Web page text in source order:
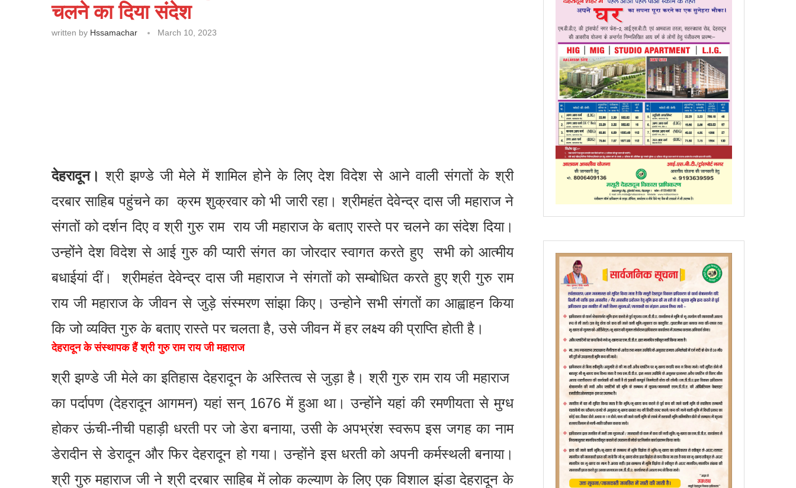
चलने का दिया संदेश
written by Hssamachar March 10, 2023
देहरादून। श्री झण्डे जी मेले में शामिल होने के लिए देश विदेश से आने वाली संगतों के श्री
दरबार साहिब पहुंचने का क्रम शुक्रवार को भी जारी रहा। श्रीमहंत देवेन्द्र दास जी महाराज ने
संगतों को दर्शन दिए व श्री गुरु राम राय जी महाराज के बताए रास्ते पर चलने का संदेश दिया।
उन्होंने देश विदेश से आई गुरु की प्यारी संगत का जोरदार स्वागत करते हुए सभी को आत्मीय
बधाईयां दीं। श्रीमहंत देवेन्द्र दास जी महाराज ने संगतों को सम्बोधित करते हुए श्री गुरु राम
राय जी महाराज के जीवन से जुड़े संस्मरण सांझा किए। उन्होने सभी संगतों का आह्वाहन किया
कि जो व्यक्ति गुरु के बताए रास्ते पर चलता है, उसे जीवन में हर लक्ष्य की प्राप्ति होती है।
देहरादून के संस्थापक हैं श्री गुरु राम राय जी महाराज
श्री झण्डे जी मेले का इतिहास देहरादून के अस्तित्व से जुड़ा है। श्री गुरु राम राय जी महाराज
का पर्दापण (देहरादून आगमन) यहां सन् 1676 में हुआ था। उन्होंने यहां की रमणीयता से मुग्ध
होकर ऊंची-नीची पहाड़ी धरती पर जो डेरा बनाया, उसी के अपभ्रंश स्वरूप इस जगह का नाम
डेरादीन से डेरादून और फिर देहरादून हो गया। उन्होंने इस धरती को अपनी कर्मस्थली बनाया।
श्री गुरु महाराज जी ने श्री दरबार साहिब में लोक कल्याण के लिए एक विशाल झंडा देहरादून के